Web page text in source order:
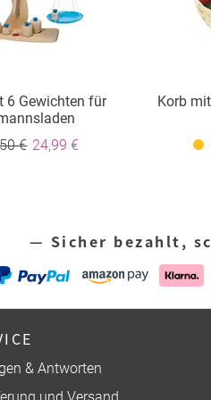
6 Gewichten für
€ 24,99 €
Korb
— Sicher bezahlt,
& Antworten